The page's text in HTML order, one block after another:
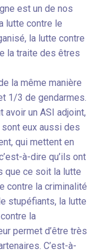
est un de nos
lutte contre le
la lutte contre
la traite des êtres
la même manière
1/3 de gendarmes.
avoir un ASI adjoint,
eux aussi des
qui mettent en
à-dire qu’ils ont
que ce soit la lutte
contre la criminalité
stupéfiants, la lutte
la
permet d’être très
C’est-à-